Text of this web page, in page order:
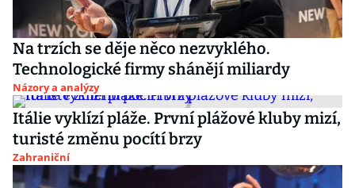
Na trzích se děje něco nezvyklého.
Technologické firmy shánějí miliardy
Názory a analýzy
Itálie vyklízí pláže. První plážové kluby mizí,
turisté změnu pocítí brzy
Zahraniční